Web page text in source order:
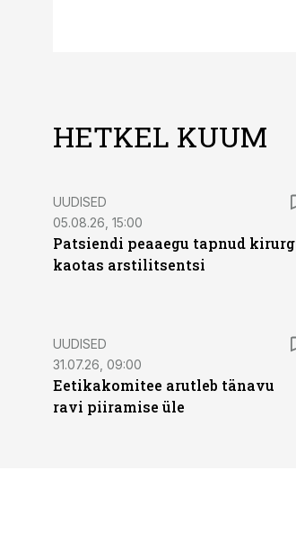
HETKEL KUUM
UUDISED
05.08.26, 15:00
Patsiendi peaaegu tapnud kirurg
kaotas arstilitsentsi
UUDISED
31.07.26, 09:00
Eetikakomitee arutleb tänavu
ravi piiramise üle